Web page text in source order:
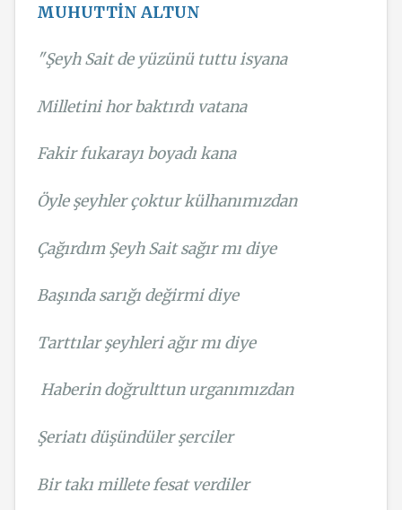
MUHUTTİN ALTUN
"Şeyh Sait de yüzünü tuttu isyana
Milletini hor baktırdı vatana
Fakir fukarayı boyadı kana
Öyle şeyhler çoktur külhanımızdan
Çağırdım Şeyh Sait sağır mı diye
Başında sarığı değirmi diye
Tarttılar şeyhleri ağır mı diye
Haberin doğrulttun urganımızdan
Şeriatı düşündüler şerciler
Bir takı millete fesat verdiler